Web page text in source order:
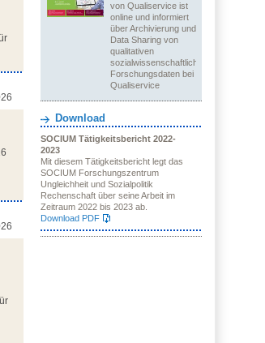
von Qualiservice ist
online und informiert
über Archivierung und
Data Sharing von
qualitativen
sozialwissenschaftlichen
Forschungsdaten bei
Qualiservice
Download
SOCIUM Tätigkeitsbericht 2022-
2023
Mit diesem Tätigkeitsbericht legt das
SOCIUM Forschungszentrum
Ungleichheit und Sozialpolitik
Rechenschaft über seine Arbeit im
Zeitraum 2022 bis 2023 ab.
Download PDF